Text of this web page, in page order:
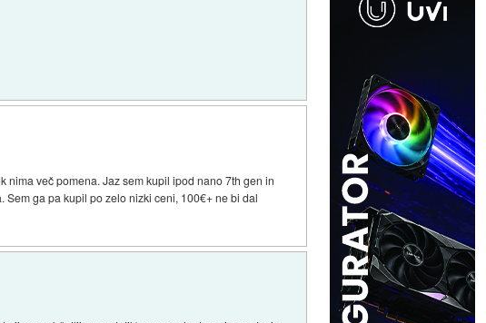
več pomena. Jaz sem kupil ipod nano 7th gen in
ga pa kupil po zelo nizki ceni, 100€+ ne bi dal